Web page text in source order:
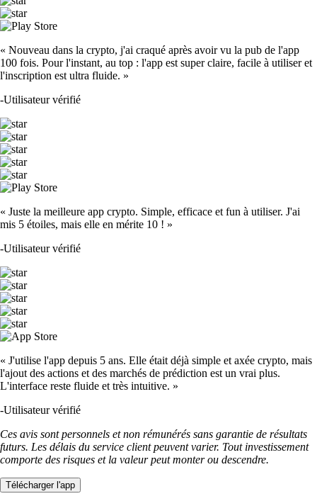
« Nouveau dans la crypto, j'ai craqué après avoir vu la pub de l'app
100 fois. Pour l'instant, au top : l'app est super claire, facile à utiliser et
l'inscription est ultra fluide. »
-Utilisateur vérifié
« Juste la meilleure app crypto. Simple, efficace et fun à utiliser. J'ai
mis 5 étoiles, mais elle en mérite 10 ! »
-Utilisateur vérifié
« J'utilise l'app depuis 5 ans. Elle était déjà simple et axée crypto, mais
l'ajout des actions et des marchés de prédiction est un vrai plus.
L'interface reste fluide et très intuitive. »
-Utilisateur vérifié
Ces avis sont personnels et non rémunérés sans garantie de résultats
futurs. Les délais du service client peuvent varier. Tout investissement
comporte des risques et la valeur peut monter ou descendre.
Télécharger l'app